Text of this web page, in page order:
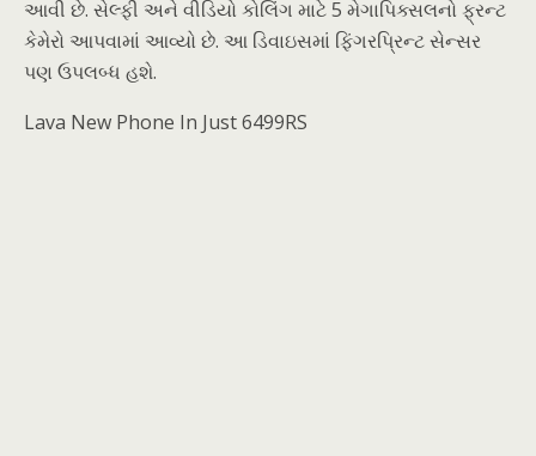
આવી છે. સેલ્ફી અને વીડિયો કોલિંગ માટે 5 મેગાપિક્સલનો ફ્રન્ટ
કેમેરો આપવામાં આવ્યો છે. આ ડિવાઇસમાં ફિંગરપ્રિન્ટ સેન્સર
પણ ઉપલબ્ધ હશે.
Lava New Phone In Just 6499RS